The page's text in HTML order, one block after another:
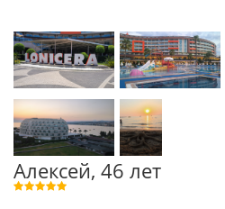
Алексей, 46 лет